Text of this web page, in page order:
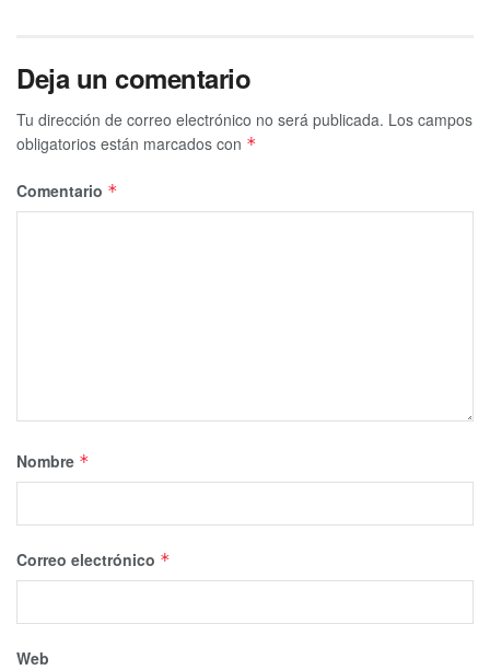
Deja un comentario
Tu dirección de correo electrónico no será publicada. Los campos
obligatorios están marcados con *
Comentario *
Nombre *
Correo electrónico *
Web